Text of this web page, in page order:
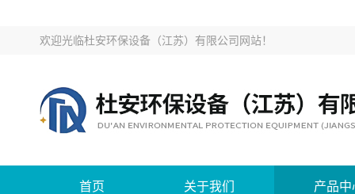
欢迎光临杜安环保设备（江苏）有限公司网站！
首页 关于我们 产品中